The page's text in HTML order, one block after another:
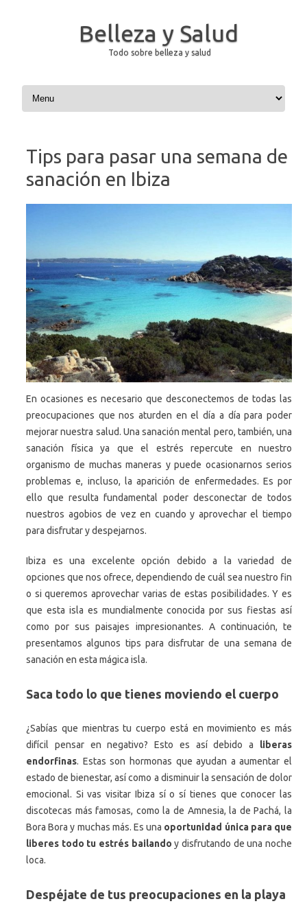
Belleza y Salud
Todo sobre belleza y salud
Saltar al contenido
Tips para pasar una semana de
sanación en Ibiza
En ocasiones es necesario que desconectemos de todas las
preocupaciones que nos aturden en el día a día para poder
mejorar nuestra salud. Una sanación mental pero, también, una
sanación física ya que el estrés repercute en nuestro
organismo de muchas maneras y puede ocasionarnos serios
problemas e, incluso, la aparición de enfermedades. Es por
ello que resulta fundamental poder desconectar de todos
nuestros agobios de vez en cuando y aprovechar el tiempo
para disfrutar y despejarnos.
Ibiza es una excelente opción debido a la variedad de
opciones que nos ofrece, dependiendo de cuál sea nuestro fin
o si queremos aprovechar varias de estas posibilidades. Y es
que esta isla es mundialmente conocida por sus fiestas así
como por sus paisajes impresionantes. A continuación, te
presentamos algunos tips para disfrutar de una semana de
sanación en esta mágica isla.
Saca todo lo que tienes moviendo el cuerpo
¿Sabías que mientras tu cuerpo está en movimiento es más
difícil pensar en negativo? Esto es así debido a liberas
endorfinas. Estas son hormonas que ayudan a aumentar el
estado de bienestar, así como a disminuir la sensación de dolor
emocional. Si vas visitar Ibiza sí o sí tienes que conocer las
discotecas más famosas, como la de Amnesia, la de Pachá, la
Bora Bora y muchas más. Es una oportunidad única para que
liberes todo tu estrés bailando y disfrutando de una noche
loca.
Despéjate de tus preocupaciones en la playa